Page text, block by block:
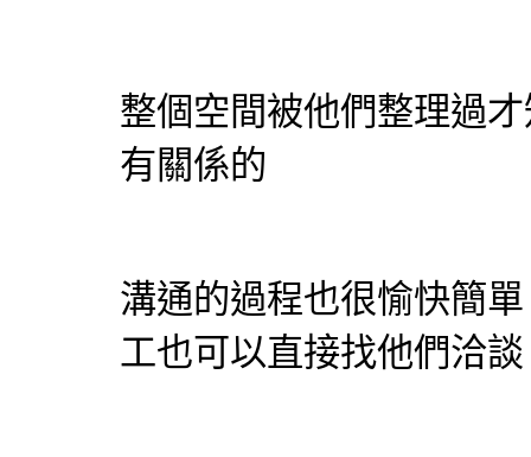
整個空間被他們整理過
有關係的
溝通的過程也很愉快簡
工也可以直接找他們洽談